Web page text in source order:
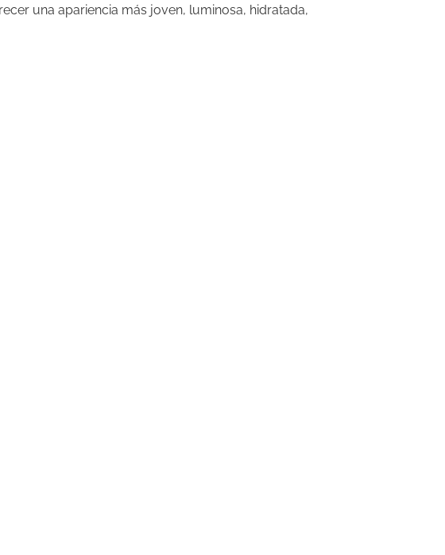
una apariencia más joven, luminosa, hidratada,